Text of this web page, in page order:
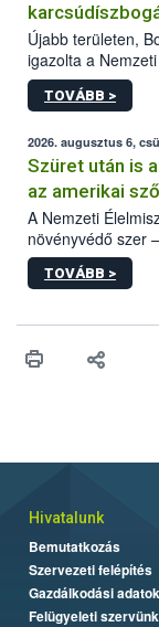
Újabb területen,
igazolta a
kőrisrontó
kártevőt nem
az intenzív
hatósággal is
TOVÁBB >
2026. augusztus 6,
Szüret után is
az amerikai
A Nemzeti
növényvédő szer
engedélyokiratát
egészen a
érésű szőlőkben
felhasználók
TOVÁBB >
Hivatalunk
Bemutatkozás
Szervezeti felépítés
Gazdálkodási adatok
Felügyeleti szervünk